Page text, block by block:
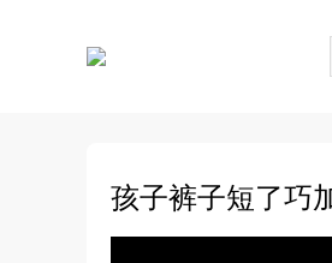
孩子裤子短了巧